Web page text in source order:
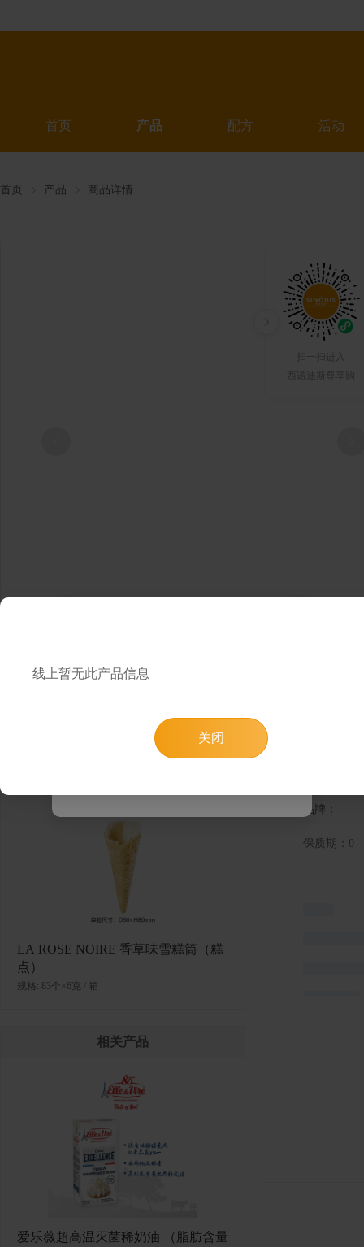
首页 产品 配方 活动
扫一扫进入
西诺迪斯尊享购
首页 产品 商品详情
LA ROSE NOIRE 香草味雪糕筒（糕
点）
规格: 83个×6克 / 箱
相关产品
爱乐薇超高温灭菌稀奶油 （脂肪含量
品牌：
保质期：0
线上暂无此产品信息
关闭
跳转小程序